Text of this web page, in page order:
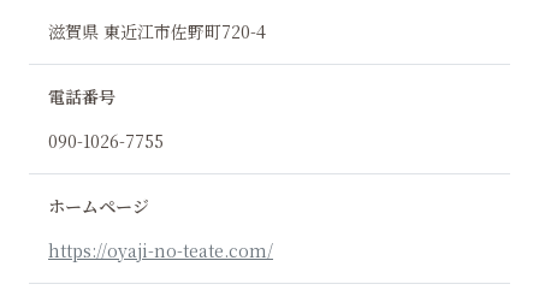
滋賀県 東近江市佐野町720-4
電話番号
090-1026-7755
ホームページ
https://oyaji-no-teate.com/